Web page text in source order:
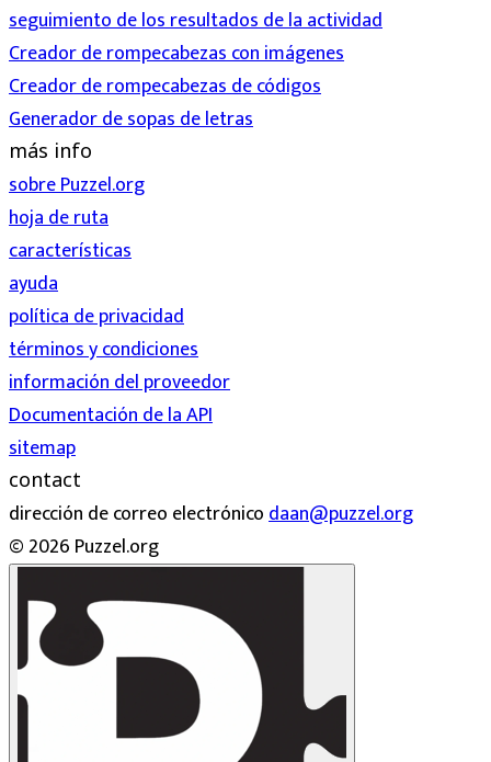
seguimiento de los resultados de la actividad
Creador de rompecabezas con imágenes
Creador de rompecabezas de códigos
Generador de sopas de letras
más info
sobre Puzzel.org
hoja de ruta
características
ayuda
política de privacidad
términos y condiciones
información del proveedor
Documentación de la API
sitemap
contact
dirección de correo electrónicodaan@puzzel.org
© 2026 Puzzel.org